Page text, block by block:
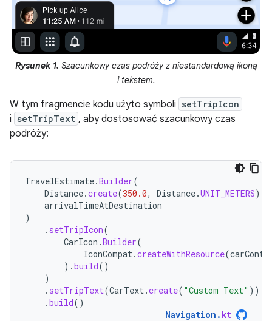
Rysunek 1. Szacunkowy czas podróży z niestandardową ikoną
i tekstem.
W tym fragmencie kodu użyto symboli setTripIcon
i setTripText , aby dostosować szacunkowy czas
podróży:
TravelEstimate.Builder(
Distance.create(350.0, Distance.UNIT_METERS),
arrivalTimeAtDestination
)
. setTripIcon(
CarIcon .Builder(
IconCompat .createWithResource(
).build()
)
. setTripText(CarText .create( "Custom Text" ))
.build()
Navigation . kt